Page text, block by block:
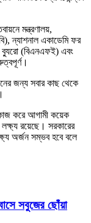
মন্ত্রণালয়,
ন্যাশনাল একাডেমি ফর
ব্যুরো (বিএনএফই) এবং
জন্য সবার কাছ থেকে
করে আগামী কয়েক
লক্ষ্য রয়েছে। সরকারের
অর্জন সম্ভব হবে বলে
সবুজের ছোঁয়া